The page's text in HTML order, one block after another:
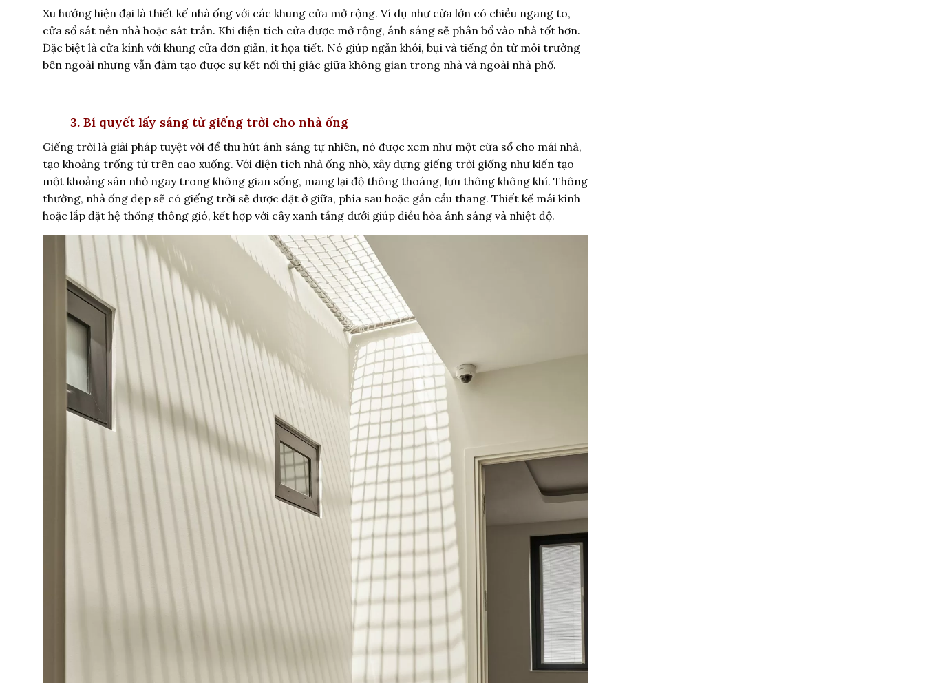
Xu hướng hiện đại là thiết kế nhà ống với các khung cửa mở rộng. Ví dụ như cửa lớn có chiều ngang to,
cửa sổ sát nền nhà hoặc sát trần. Khi diện tích cửa được mở rộng, ánh sáng sẽ phân bổ vào nhà tốt hơn.
Đặc biệt là cửa kính với khung cửa đơn giản, ít họa tiết. Nó giúp ngăn khói, bụi và tiếng ồn từ môi trường
bên ngoài nhưng vẫn đảm tạo được sự kết nối thị giác giữa không gian trong nhà và ngoài nhà phố.
3. Bí quyết lấy sáng từ giếng trời cho nhà ống
Giếng trời là giải pháp tuyệt vời để thu hút ánh sáng tự nhiên, nó được xem như một cửa sổ cho mái nhà,
tạo khoảng trống từ trên cao xuống. Với diện tích nhà ống nhỏ, xây dựng giếng trời giống như kiến tạo
một khoảng sân nhỏ ngay trong không gian sống, mang lại độ thông thoáng, lưu thông không khí. Thông
thường, nhà ống đẹp sẽ có giếng trời sẽ được đặt ở giữa, phía sau hoặc gần cầu thang. Thiết kế mái kính
hoặc lắp đặt hệ thống thông gió, kết hợp với cây xanh tầng dưới giúp điều hòa ánh sáng và nhiệt độ.